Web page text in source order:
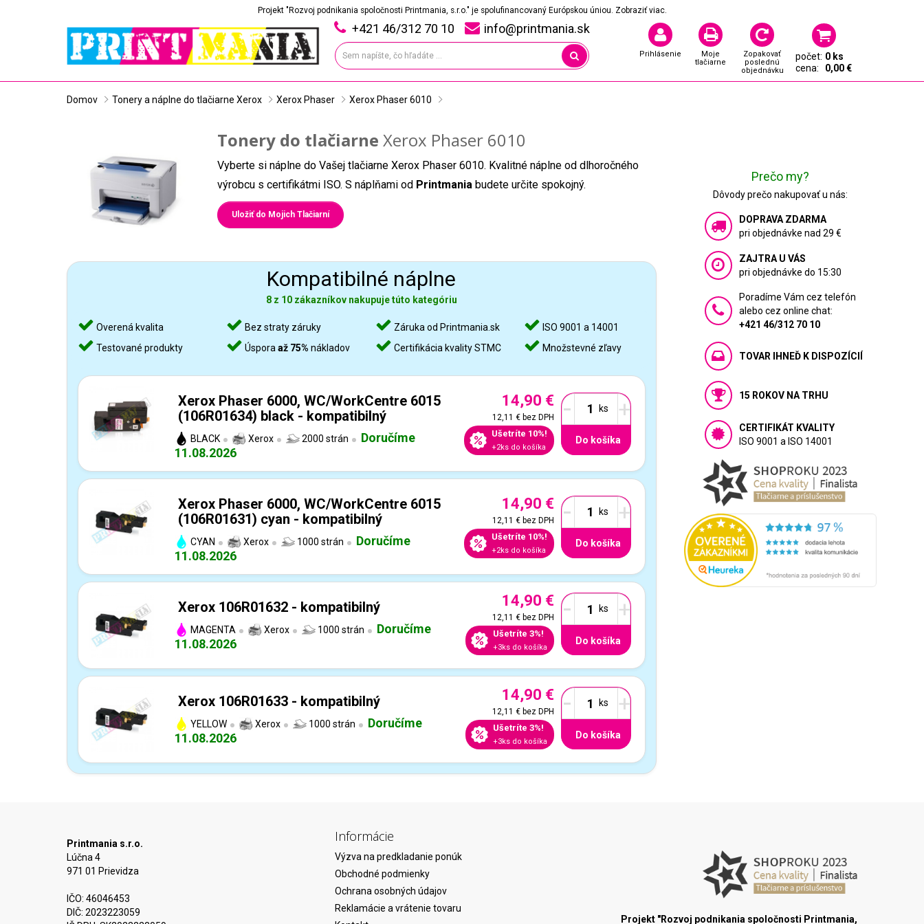
Projekt "Rozvoj podnikania spoločnosti Printmania, s.r.o." je spolufinancovaný Európskou úniou. Zobraziť viac.
+421 46/312 70 10 info@printmania.sk
Prihlásenie
Moje
tlačiarne
Zopakovať
poslednú
objednávku
počet: 0 ks
cena:
0,00 €
Domov Tonery a náplne do tlačiarne Xerox Xerox Phaser Xerox Phaser 6010
Tonery do tlačiarne Xerox Phaser 6010
Vyberte si náplne do Vašej tlačiarne Xerox Phaser 6010. Kvalitné náplne od dlhoročného
výrobcu s certifikátmi ISO. S náplňami od Printmania budete určite spokojný.
Uložiť do Mojich Tlačiarní
Kompatibilné náplne
8 z 10 zákazníkov nakupuje túto kategóriu
Overená kvalita
Testované produkty
Bez straty záruky
Úsporaaž 75% nákladov
Záruka od Printmania.sk
Certifikácia kvality STMC
ISO 9001 a 14001
Množstevné zľavy
Xerox Phaser 6000, WC/WorkCentre 6015
(106R01634) black - kompatibilný
BLACK Xerox 2000 strán
Doručíme
11.08.2026
14,90 €
12,11 €bez DPH
Ušetríte 10%!
+2ks do košíka
- +
Do košíka
Xerox Phaser 6000, WC/WorkCentre 6015
(106R01631) cyan - kompatibilný
CYAN Xerox 1000 strán
Doručíme
11.08.2026
14,90 €
12,11 €bez DPH
Ušetríte 10%!
+2ks do košíka
- +
Do košíka
Xerox 106R01632 - kompatibilný
MAGENTA Xerox 1000 strán
Doručíme
11.08.2026
14,90 €
12,11 €bez DPH
Ušetríte 3%!
+3ks do košíka
- +
Do košíka
Xerox 106R01633 - kompatibilný
YELLOW Xerox 1000 strán
Doručíme
11.08.2026
14,90 €
12,11 €bez DPH
Ušetríte 3%!
+3ks do košíka
- +
Do košíka
Prečo my?
Dôvody prečo nakupovať u nás:
DOPRAVA ZDARMA
pri objednávke nad 29 €
ZAJTRA U VÁS
pri objednávke do 15:30
Poradíme Vám cez telefón
alebo cez online chat:
+421 46/312 70 10
TOVAR IHNEĎ K DISPOZÍCIÍ
15 ROKOV NA TRHU
CERTIFIKÁT KVALITY
ISO 9001 a ISO 14001
Printmania s.r.o.
Lúčna 4
971 01 Prievidza
IČO: 46046453
DIČ: 2023223059
Informácie
Výzva na predkladanie ponúk
Obchodné podmienky
Ochrana osobných údajov
Reklamácie a vrátenie tovaru
Projekt "Rozvoj podnikania spoločnosti Printmania,